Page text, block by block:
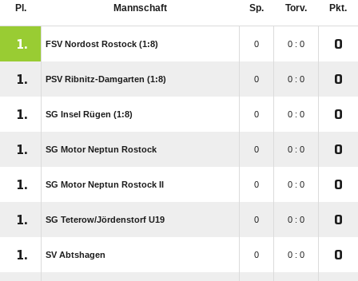
Pl. Mannschaft Sp. Torv. Pkt.
1. FSV Nordost Rostock (1:8) 0 0 : 0 0
1. PSV Ribnitz-Damgarten (1:8) 0 0 : 0 0
1. SG Insel Rügen (1:8) 0 0 : 0 0
1. SG Motor Neptun Rostock 0 0 : 0 0
1. SG Motor Neptun Rostock II 0 0 : 0 0
1. SG Teterow/​Jördenstorf U19 0 0 : 0 0
1. SV Abtshagen 0 0 : 0 0